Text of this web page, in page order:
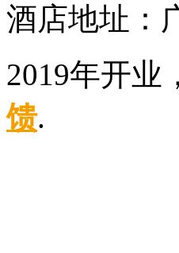
酒店地址：
2019年开
馈.